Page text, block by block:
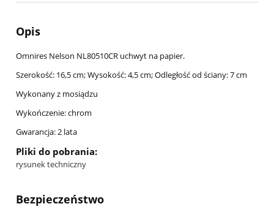
Opis
Omnires Nelson NL80510CR uchwyt na papier.
Szerokość: 16,5 cm; Wysokość: 4,5 cm; Odległość od ściany: 7 cm
Wykonany z mosiądzu
Wykończenie: chrom
Gwarancja: 2 lata
Pliki do pobrania:
rysunek techniczny
Bezpieczeństwo